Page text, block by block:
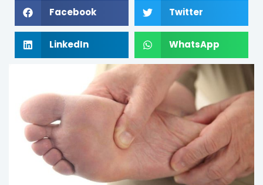
Facebook Twitter
LinkedIn WhatsApp